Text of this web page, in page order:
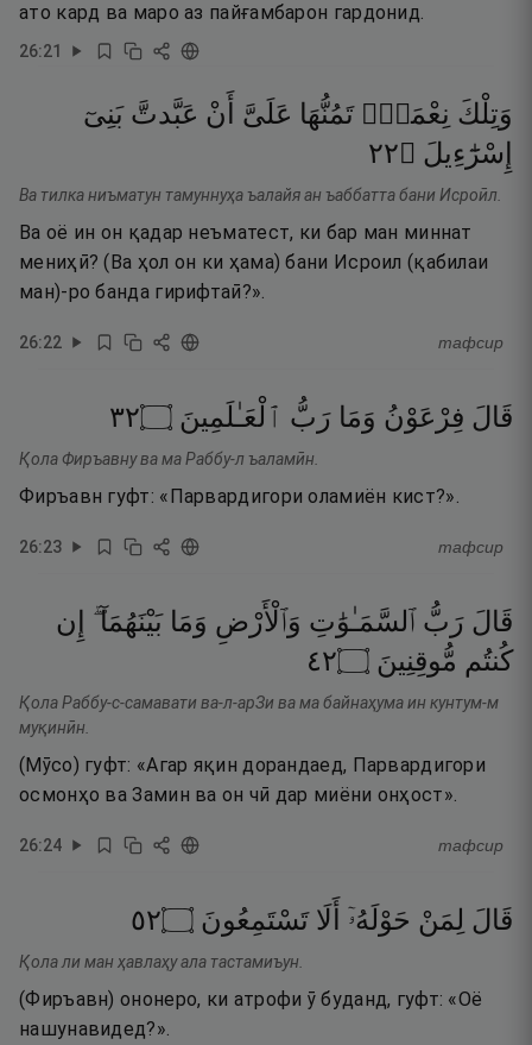
ато кард ва маро аз пайғамбарон гардонид.
26:21
وَتِلْكَ نِعْمَةٌۭ تَمُنُّهَا عَلَىَّ أَنْ عَبَّدتَّ بَنِىٓ
إِسْرَٰٓءِيلَ ۝٢٢
Ва тилка ниъматун тамуннуҳа ъалайя ан ъаббатта бани Исроӣл.
Ва оё ин он қадар неъматест, ки бар ман миннат
мениҳӣ? (Ва ҳол он ки ҳама) бани Исроил (қабилаи
ман)-ро банда гирифтаӣ?».
26:22 тафсир
قَالَ فِرْعَوْنُ وَمَا رَبُّ ٱلْعَـٰلَمِينَ ۝٢٣
Қола Фиръавну ва ма Раббу-л ъаламӣн.
Фиръавн гуфт: «Парвардигори оламиён кист?».
26:23 тафсир
قَالَ رَبُّ ٱلسَّمَـٰوَٰتِ وَٱلْأَرْضِ وَمَا بَيْنَهُمَآ ۖ
إِن
كُنتُم مُّوقِنِينَ ۝٢٤
Қола Раббу-с-самавати ва-л-арЗи ва ма байнаҳума ин кунтум-м
муқинӣн.
(Мӯсо) гуфт: «Агар яқин дорандаед, Парвардигори
осмонҳо ва Замин ва он чӣ дар миёни онҳост».
26:24 тафсир
قَالَ لِمَنْ حَوْلَهُۥٓ أَلَا تَسْتَمِعُونَ ۝٢٥
Қола ли ман ҳавлаҳу ала тастамиъун.
(Фиръавн) ононеро, ки атрофи ӯ буданд, гуфт: «Оё
нашунавидед?».